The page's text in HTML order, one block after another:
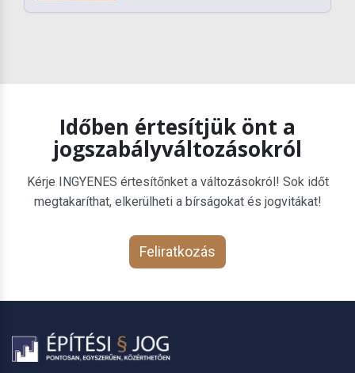
Időben értesítjük önt a
jogszabályváltozásokról
Kérje INGYENES értesítőnket a változásokról! Sok időt
megtakaríthat, elkerülheti a bírságokat és jogvitákat!
Feliratkozás